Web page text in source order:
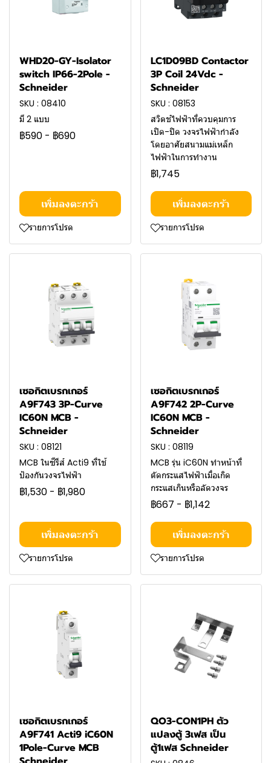
WHD20-GY-Isolator
switch IP66-2Pole -
Schneider
SKU : 08410
มี 2 แบบ
฿590 - ฿690
เพิ่มลงตะกร้า
รายการโปรด
LC1D09BD Contactor
3P Coil 24Vdc -
Schneider
SKU : 08153
สวิตช์ไฟฟ้าที่ควบคุมการ
เปิด-ปิด วงจรไฟฟ้ากำลัง
โดยอาศัยสนามแม่เหล็ก
ไฟฟ้าในการทำงาน
฿1,745
เพิ่มลงตะกร้า
รายการโปรด
เซอกิตเบรกเกอร์
A9F743 3P-Curve
IC60N MCB -
Schneider
SKU : 08121
MCB ในซีรีส์ Acti9 ที่ใช้
ป้องกันวงจรไฟฟ้า
฿1,530 - ฿1,980
เพิ่มลงตะกร้า
รายการโปรด
เซอกิตเบรกเกอร์
A9F742 2P-Curve
IC60N MCB -
Schneider
SKU : 08119
MCB รุ่น iC60N ทำหน้าที่
ตัดกระแสไฟฟ้าเมื่อเกิด
กระแสเกินหรือลัดวงจร
฿667 - ฿1,142
เพิ่มลงตะกร้า
รายการโปรด
เซอกิตเบรกเกอร์
A9F741 Acti9 iC60N
1Pole-Curve MCB
QO3-CON1PH ตัว
แปลงตู้ 3เฟส เป็น
ตู้1เฟส Schneider